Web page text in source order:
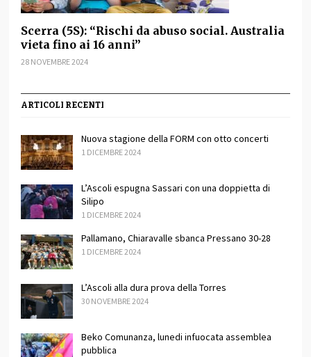
Scerra (5S): “Rischi da abuso social. Australia
vieta fino ai 16 anni”
28 NOVEMBRE 2024
ARTICOLI RECENTI
Nuova stagione della FORM con otto concerti
1 DICEMBRE 2024
L’Ascoli espugna Sassari con una doppietta di
Silipo
1 DICEMBRE 2024
Pallamano, Chiaravalle sbanca Pressano 30-28
1 DICEMBRE 2024
L’Ascoli alla dura prova della Torres
30 NOVEMBRE 2024
Beko Comunanza, lunedi infuocata assemblea
pubblica